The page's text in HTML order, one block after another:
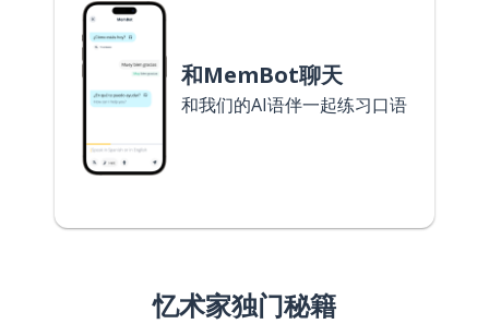
和MemBot聊天
和我们的AI语伴一起练习口语
忆术家独门秘籍